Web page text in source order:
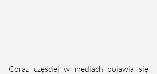
Coraz częściej w mediach pojawia się